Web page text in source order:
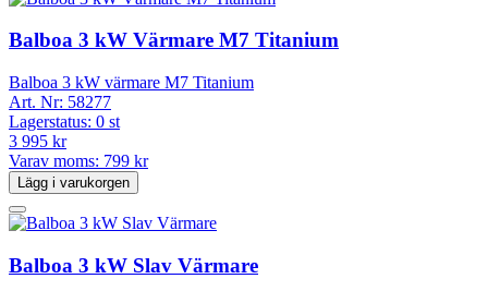
Balboa 3 kW Värmare M7 Titanium
Balboa 3 kW värmare M7 Titanium
Art. Nr: 58277
Lagerstatus: 0 st
3 995 kr
Varav moms: 799 kr
Lägg i varukorgen
Balboa 3 kW Slav Värmare